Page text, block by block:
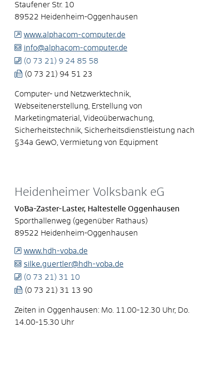
Staufener Str. 10
89522 Heidenheim-Oggenhausen
www.alphacom-computer.de
info@alphacom-computer.de
(0 73 21) 9 24 85 58
(0 73 21) 94 51 23
Computer- und Netzwerktechnik,
Webseitenerstellung, Erstellung von
Marketingmaterial, Videoüberwachung,
Sicherheitstechnik, Sicherheitsdienstleistung nach
§34a GewO, Vermietung von Equipment
Heidenheimer Volksbank eG
VoBa-Zaster-Laster, Haltestelle Oggenhausen
Sporthallenweg (gegenüber Rathaus)
89522 Heidenheim-Oggenhausen
www.hdh-voba.de
silke.guertler@hdh-voba.de
(0 73 21) 31
10
(0 73 21) 31 13 90
Zeiten in Oggenhausen: Mo. 11.00-12.30 Uhr, Do.
14.00-15.30 Uhr